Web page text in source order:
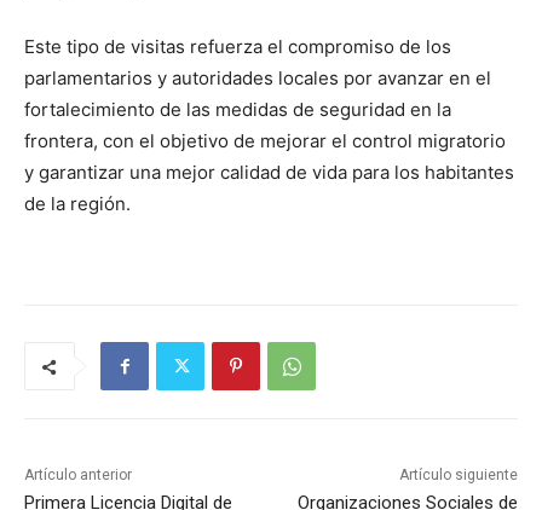
Este tipo de visitas refuerza el compromiso de los
parlamentarios y autoridades locales por avanzar en el
fortalecimiento de las medidas de seguridad en la
frontera, con el objetivo de mejorar el control migratorio
y garantizar una mejor calidad de vida para los habitantes
de la región.
Artículo anterior
Primera Licencia Digital de
Artículo siguiente
Organizaciones Sociales de